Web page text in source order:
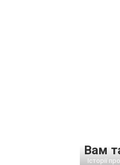
Вам
Історії